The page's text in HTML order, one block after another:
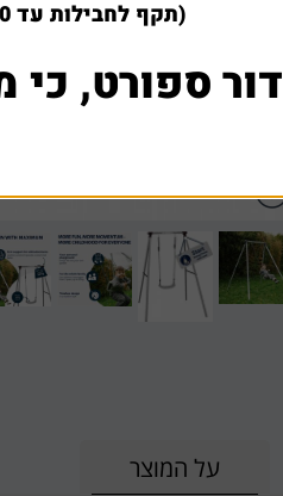
על המוצר
(תקף לחבילות עד 20 ק"ג ובגודל של 60/60/30 ס"מ)
דור ספורט, כי